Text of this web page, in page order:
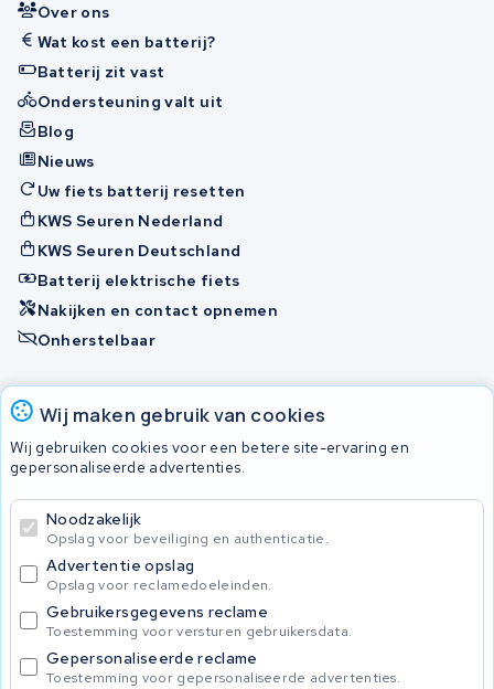
Wij maken gebruik van cookies
Wij gebruiken cookies voor een betere site-ervaring en
gepersonaliseerde advertenties.
Noodzakelijk
Opslag voor beveiliging en authenticatie.
Advertentie opslag
Opslag voor reclamedoeleinden.
Gebruikersgegevens reclame
Toestemming voor versturen gebruikersdata.
Gepersonaliseerde reclame
Toestemming voor gepersonaliseerde advertenties.
Over ons
Wat kost een batterij?
Batterij zit vast
Ondersteuning valt uit
Blog
Nieuws
Uw fiets batterij resetten
KWS Seuren Nederland
KWS Seuren Deutschland
Batterij elektrische fiets
Nakijken en contact opnemen
Onherstelbaar
Accu's
Privacy Policy